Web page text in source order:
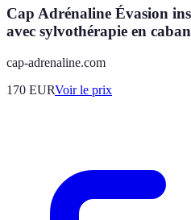
Cap Adrénaline Évasion
avec sylvothérapie en
cap-adrenaline.com
170 EURVoir le prix